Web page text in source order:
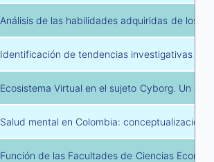
Análisis de las habilidades adquiridas de los
Identificación de tendencias investigativas en
Ecosistema Virtual en el sujeto Cyborg. Un
Salud mental en Colombia: conceptualización
Función de las Facultades de Ciencias